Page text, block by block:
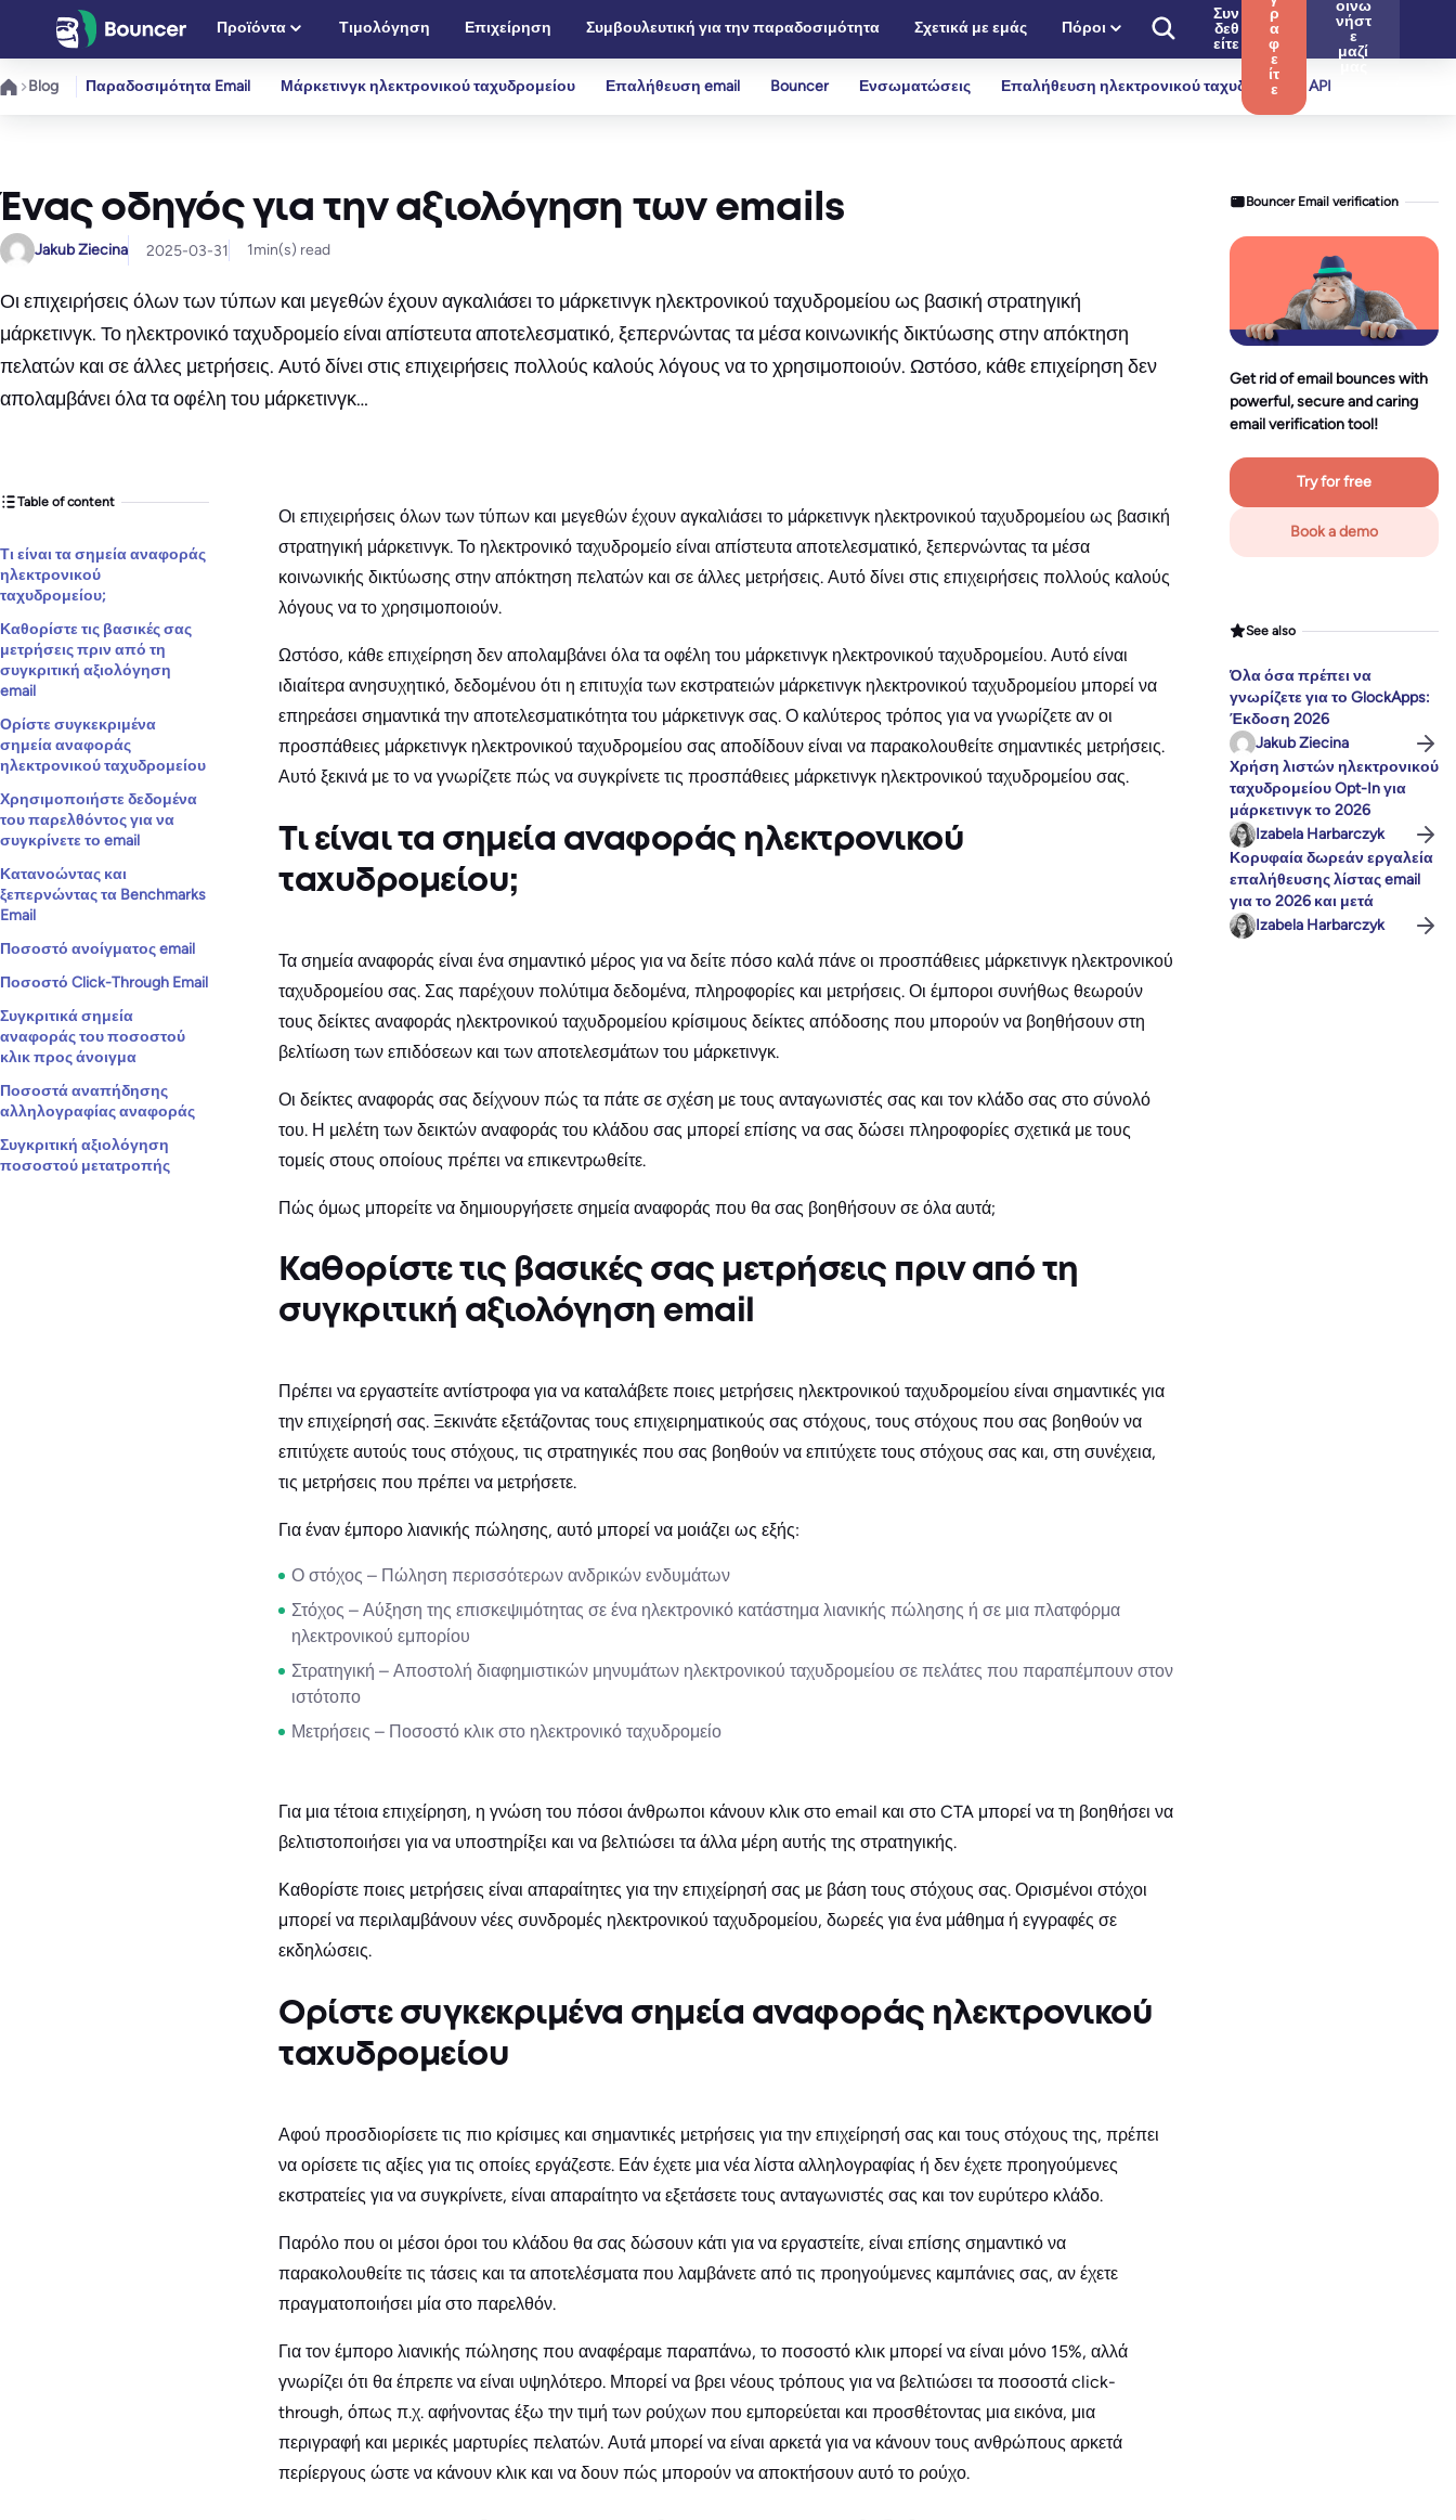
Μετάβαση
περιεχόμενο
Προϊόντα Τιμολόγηση Επιχείρηση Συμβουλευτική για την παραδοσιμότητα Σχετικά με εμάς Πόροι
Συν
δεθ
είτε
ρ
α
φ
ε
ίτ
ε
οινω
νήστ
ε
μαζί
Blog
Παραδοσιμότητα Email Μάρκετινγκ ηλεκτρονικού ταχυδρομείου Επαλήθευση email Bouncer Ενσωματώσεις Επαλήθευση ηλεκτρονικού ταχυδρομείου API
Ένας οδηγός για την αξιολόγηση των emails
Jakub Ziecina 2025-03-31 1min(s) read
Οι επιχειρήσεις όλων των τύπων και μεγεθών έχουν αγκαλιάσει το μάρκετινγκ ηλεκτρονικού ταχυδρομείου ως βασική στρατηγική
μάρκετινγκ. Το ηλεκτρονικό ταχυδρομείο είναι απίστευτα αποτελεσματικό, ξεπερνώντας τα μέσα κοινωνικής δικτύωσης στην απόκτηση
πελατών και σε άλλες μετρήσεις. Αυτό δίνει στις επιχειρήσεις πολλούς καλούς λόγους να το χρησιμοποιούν. Ωστόσο, κάθε επιχείρηση δεν
απολαμβάνει όλα τα οφέλη του μάρκετινγκ…
Table of content
Τι είναι τα σημεία αναφοράς
ηλεκτρονικού
ταχυδρομείου;
Καθορίστε τις βασικές σας
μετρήσεις πριν από τη
συγκριτική αξιολόγηση
email
Ορίστε συγκεκριμένα
σημεία αναφοράς
ηλεκτρονικού ταχυδρομείου
Χρησιμοποιήστε δεδομένα
του παρελθόντος για να
συγκρίνετε το email
Κατανοώντας και
ξεπερνώντας τα Benchmarks
Email
Ποσοστό ανοίγματος email
Ποσοστό Click-Through Email
Συγκριτικά σημεία
αναφοράς του ποσοστού
κλικ προς άνοιγμα
Ποσοστά αναπήδησης
αλληλογραφίας αναφοράς
Συγκριτική αξιολόγηση
ποσοστού μετατροπής
Οι επιχειρήσεις όλων των τύπων και μεγεθών έχουν αγκαλιάσει το μάρκετινγκ ηλεκτρονικού ταχυδρομείου ως βασική
στρατηγική μάρκετινγκ. Το ηλεκτρονικό ταχυδρομείο είναι απίστευτα αποτελεσματικό, ξεπερνώντας τα μέσα
κοινωνικής δικτύωσης στην απόκτηση πελατών και σε άλλες μετρήσεις. Αυτό δίνει στις επιχειρήσεις πολλούς καλούς
λόγους να το χρησιμοποιούν.
Ωστόσο, κάθε επιχείρηση δεν απολαμβάνει όλα τα οφέλη του μάρκετινγκ ηλεκτρονικού ταχυδρομείου. Αυτό είναι
ιδιαίτερα ανησυχητικό, δεδομένου ότι η επιτυχία των εκστρατειών μάρκετινγκ ηλεκτρονικού ταχυδρομείου μπορεί να
επηρεάσει σημαντικά την αποτελεσματικότητα του μάρκετινγκ σας. Ο καλύτερος τρόπος για να γνωρίζετε αν οι
προσπάθειες μάρκετινγκ ηλεκτρονικού ταχυδρομείου σας αποδίδουν είναι να παρακολουθείτε σημαντικές μετρήσεις.
Αυτό ξεκινά με το να γνωρίζετε πώς να συγκρίνετε τις προσπάθειες μάρκετινγκ ηλεκτρονικού ταχυδρομείου σας.
Τι είναι τα σημεία αναφοράς ηλεκτρονικού
ταχυδρομείου;
Τα σημεία αναφοράς είναι ένα σημαντικό μέρος για να δείτε πόσο καλά πάνε οι προσπάθειες μάρκετινγκ ηλεκτρονικού
ταχυδρομείου σας. Σας παρέχουν πολύτιμα δεδομένα, πληροφορίες και μετρήσεις. Οι έμποροι συνήθως θεωρούν
τους δείκτες αναφοράς ηλεκτρονικού ταχυδρομείου κρίσιμους δείκτες απόδοσης που μπορούν να βοηθήσουν στη
βελτίωση των επιδόσεων και των αποτελεσμάτων του μάρκετινγκ.
Οι δείκτες αναφοράς σας δείχνουν πώς τα πάτε σε σχέση με τους ανταγωνιστές σας και τον κλάδο σας στο σύνολό
του. Η μελέτη των δεικτών αναφοράς του κλάδου σας μπορεί επίσης να σας δώσει πληροφορίες σχετικά με τους
τομείς στους οποίους πρέπει να επικεντρωθείτε.
Πώς όμως μπορείτε να δημιουργήσετε σημεία αναφοράς που θα σας βοηθήσουν σε όλα αυτά;
Καθορίστε τις βασικές σας μετρήσεις πριν από τη
συγκριτική αξιολόγηση email
Πρέπει να εργαστείτε αντίστροφα για να καταλάβετε ποιες μετρήσεις ηλεκτρονικού ταχυδρομείου είναι σημαντικές για
την επιχείρησή σας. Ξεκινάτε εξετάζοντας τους επιχειρηματικούς σας στόχους, τους στόχους που σας βοηθούν να
επιτύχετε αυτούς τους στόχους, τις στρατηγικές που σας βοηθούν να επιτύχετε τους στόχους σας και, στη συνέχεια,
τις μετρήσεις που πρέπει να μετρήσετε.
Για έναν έμπορο λιανικής πώλησης, αυτό μπορεί να μοιάζει ως εξής:
Ο στόχος – Πώληση περισσότερων ανδρικών ενδυμάτων
Στόχος – Αύξηση της επισκεψιμότητας σε ένα ηλεκτρονικό κατάστημα λιανικής πώλησης ή σε μια πλατφόρμα
ηλεκτρονικού εμπορίου
Στρατηγική – Αποστολή διαφημιστικών μηνυμάτων ηλεκτρονικού ταχυδρομείου σε πελάτες που παραπέμπουν στον
ιστότοπο
Μετρήσεις – Ποσοστό κλικ στο ηλεκτρονικό ταχυδρομείο
Για μια τέτοια επιχείρηση, η γνώση του πόσοι άνθρωποι κάνουν κλικ στο email και στο CTA μπορεί να τη βοηθήσει να
βελτιστοποιήσει για να υποστηρίξει και να βελτιώσει τα άλλα μέρη αυτής της στρατηγικής.
Καθορίστε ποιες μετρήσεις είναι απαραίτητες για την επιχείρησή σας με βάση τους στόχους σας. Ορισμένοι στόχοι
μπορεί να περιλαμβάνουν νέες συνδρομές ηλεκτρονικού ταχυδρομείου, δωρεές για ένα μάθημα ή εγγραφές σε
εκδηλώσεις.
Ορίστε συγκεκριμένα σημεία αναφοράς ηλεκτρονικού
ταχυδρομείου
Αφού προσδιορίσετε τις πιο κρίσιμες και σημαντικές μετρήσεις για την επιχείρησή σας και τους στόχους της, πρέπει
να ορίσετε τις αξίες για τις οποίες εργάζεστε. Εάν έχετε μια νέα λίστα αλληλογραφίας ή δεν έχετε προηγούμενες
εκστρατείες για να συγκρίνετε, είναι απαραίτητο να εξετάσετε τους ανταγωνιστές σας και τον ευρύτερο κλάδο.
Παρόλο που οι μέσοι όροι του κλάδου θα σας δώσουν κάτι για να εργαστείτε, είναι επίσης σημαντικό να
παρακολουθείτε τις τάσεις και τα αποτελέσματα που λαμβάνετε από τις προηγούμενες καμπάνιες σας, αν έχετε
πραγματοποιήσει μία στο παρελθόν.
Για τον έμπορο λιανικής πώλησης που αναφέραμε παραπάνω, το ποσοστό κλικ μπορεί να είναι μόνο 15%, αλλά
γνωρίζει ότι θα έπρεπε να είναι υψηλότερο. Μπορεί να βρει νέους τρόπους για να βελτιώσει τα ποσοστά click-
through, όπως π.χ. αφήνοντας έξω την τιμή των ρούχων που εμπορεύεται και προσθέτοντας μια εικόνα, μια
περιγραφή και μερικές μαρτυρίες πελατών. Αυτά μπορεί να είναι αρκετά για να κάνουν τους ανθρώπους αρκετά
περίεργους ώστε να κάνουν κλικ και να δουν πώς μπορούν να αποκτήσουν αυτό το ρούχο.
Bouncer Email verification
Get rid of email bounces with
powerful, secure and caring
email verification tool!
Try for free
Book a demo
See also
Όλα όσα πρέπει να
γνωρίζετε για το GlockApps:
Έκδοση 2026
Jakub Ziecina
Χρήση λιστών ηλεκτρονικού
ταχυδρομείου Opt-In για
μάρκετινγκ το 2026
Izabela Harbarczyk
Κορυφαία δωρεάν εργαλεία
επαλήθευσης λίστας email
για το 2026 και μετά
Izabela Harbarczyk